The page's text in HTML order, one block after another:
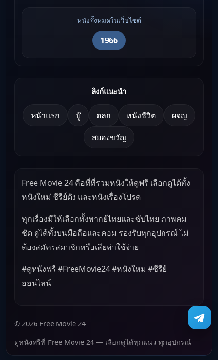
หนังทั้งหมดในเว็บไซต์
1966
ลิงก์แนะนำ
หน้าแรก บู๊ ตลก หนังชีวิต ผจญ
สยองขวัญ
Free Movie 24 คือที่ที่รวมหนังให้ดูฟรี เลือกดูได้ทั้ง
หนังใหม่ ซีรีย์ดัง และหนังเรื่องโปรด
ทุกเรื่องมีให้เลือกทั้งพากย์ไทยและซับไทย ภาพคม
ชัด ดูได้ทั้งบนมือถือและคอม รองรับทุกอุปกรณ์ ไม่
ต้องสมัครสมาชิกหรือเสียค่าใช้จ่าย
#ดูหนังฟรี #FreeMovie24 #หนังใหม่ #ซีรีย์
ออนไลน์
© 2026 Free Movie 24
ดูหนังฟรีที่ Free Movie 24 — เลือกดูได้ทุกแนว ทุกอุปกรณ์